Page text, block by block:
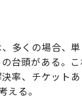
多くの場合、
台頭がある。
率、チケット
える。